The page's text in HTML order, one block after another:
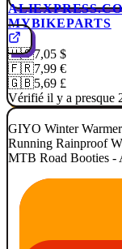
MYBIKEPARTS
🇺🇸7,05 $
🇫🇷7,99 €
🇬🇧5,69 £
Vérifié il y a presque
GIYO Winter
Running Rainproof
MTB Road Booties -